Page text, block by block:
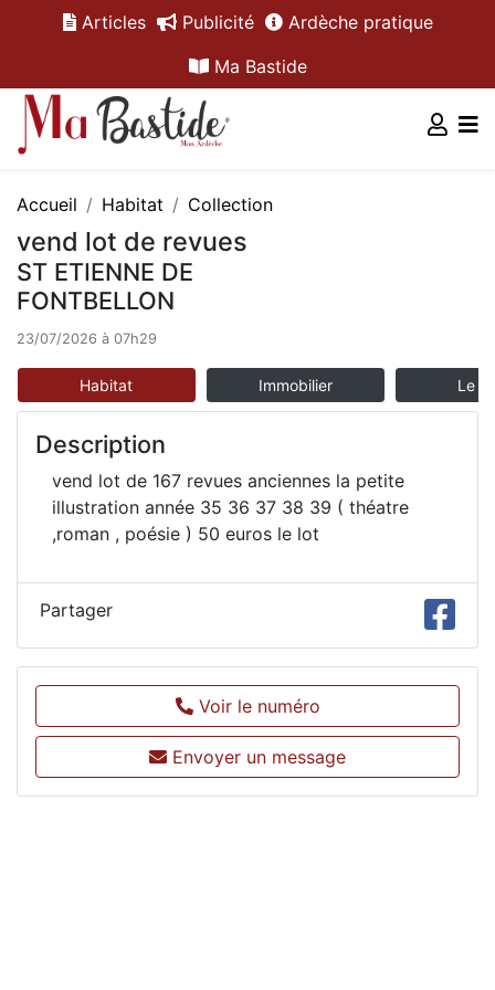
Articles Publicité
Ardèche pratique
Ma Bastide
Accueil Habitat Collection
vend lot de revues
ST ETIENNE DE
FONTBELLON
23/07/2026 à 07h29
Habitat Immobilier Le
Description
vend lot de 167 revues anciennes la petite
illustration année 35 36 37 38 39 ( théatre
,roman , poésie ) 50 euros le lot
Partager
Voir le numéro
Envoyer un message